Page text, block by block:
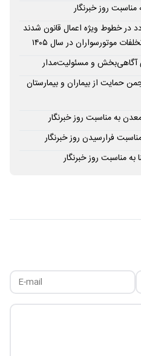
روز خبرنگار
در خطوط ویژه اعمال قانون شدند
آگاهی‌بخش و مسئولیت‌مدار
حمایت از بیماران و بیمارستان
به مناسبت روز خبرنگار
فرارسیدن روز خبرنگار
به مناسبت روز خبرنگار